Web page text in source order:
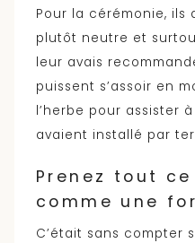
Pour la cérémonie,
plutôt neutre et
leur avais
puissent s’assoir en
l’herbe pour assister
avaient installé par
Prenez tout
comme une
C’était sans compter